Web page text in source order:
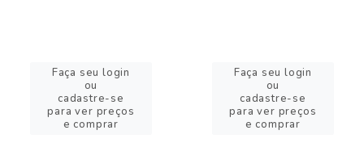
Faça seu login
ou
cadastre-se
para ver preços
e comprar
Faça seu login
ou
cadastre-se
para ver preços
e comprar